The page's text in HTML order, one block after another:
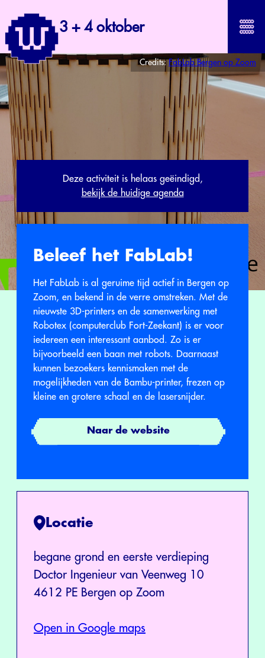
3 + 4 oktober
Credits:FabLab Bergen op Zoom
Deze activiteit is helaas geëindigd,
bekijk de huidige agenda
Beleef het FabLab!
Het FabLab is al geruime tijd actief in Bergen op
Zoom, en bekend in de verre omstreken. Met de
nieuwste 3D-printers en de samenwerking met
Robotex (computerclub Fort-Zeekant) is er voor
iedereen een interessant aanbod. Zo is er
bijvoorbeeld een baan met robots. Daarnaast
kunnen bezoekers kennismaken met de
mogelijkheden van de Bambu-printer, frezen op
kleine en grotere schaal en de lasersnijder.
Naar de website
Locatie
begane grond en eerste verdieping
Doctor Ingenieur van Veenweg 10
4612 PE Bergen op Zoom
Open in Google maps